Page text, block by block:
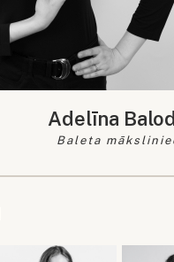
Adelīna
Baleta